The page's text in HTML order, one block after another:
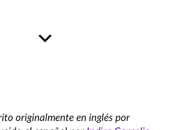
originalmente en inglés por